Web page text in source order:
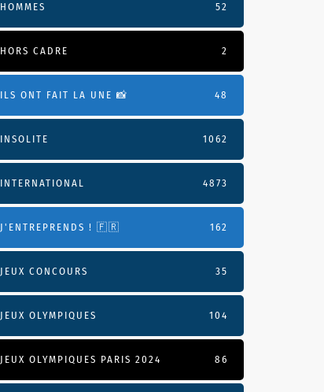
HOMMES 52
HORS CADRE 2
ILS ONT FAIT LA UNE 📸 48
INSOLITE 1062
INTERNATIONAL 4873
J'ENTREPRENDS ! 🇫🇷 162
JEUX CONCOURS 35
JEUX OLYMPIQUES 104
JEUX OLYMPIQUES PARIS 2024 86